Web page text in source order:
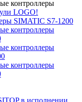
контроллеры
LOGO!
SIMATIC S7-1200
контроллеры
контроллеры
контроллеры
в исполнении